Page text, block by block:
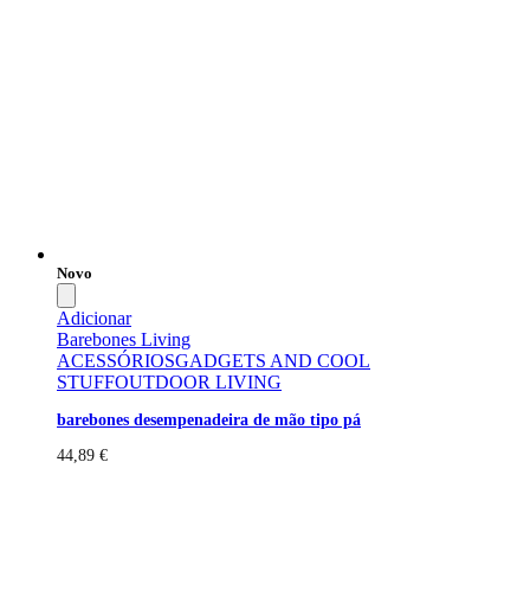
Novo
Adicionar
Barebones Living
ACESSÓRIOSGADGETS AND COOL
STUFFOUTDOOR LIVING
barebones desempenadeira de mão tipo pá
44,89 €